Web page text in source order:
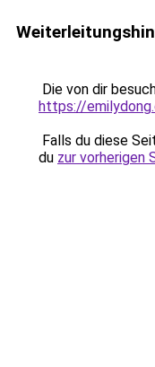
Die von dir
https://
Falls du diese
du zur vorherigen